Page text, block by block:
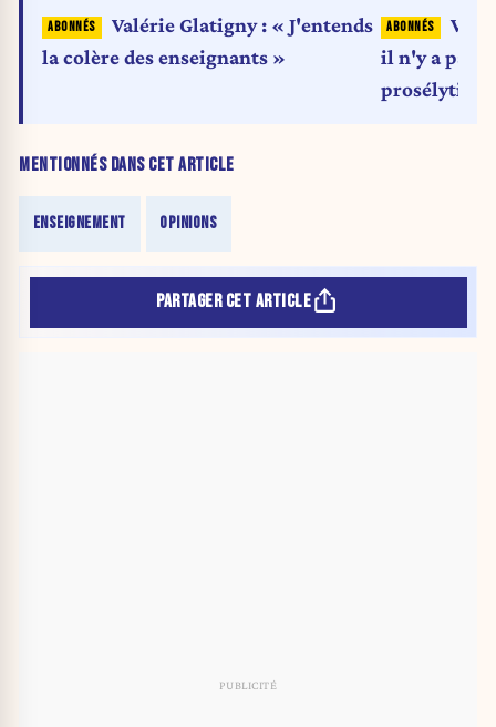
MENTIONNÉS DANS CET ARTICLE
ENSEIGNEMENT OPINIONS
Valérie Glatigny : « J'entends
la colère des enseignants »
il n'y a pas
PARTAGER CET ARTICLE